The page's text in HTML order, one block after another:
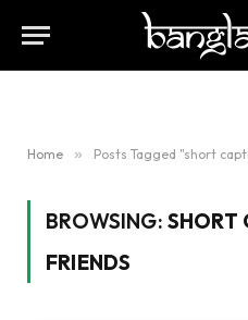
Home » Posts Tagged "short
BROWSING: SHORT
FRIENDS